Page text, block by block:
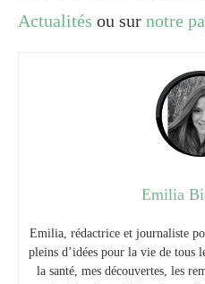
Actualités ou sur notre
Emilia
Emilia, rédactrice et journaliste
pleins d’idées pour la vie de tous
la santé, mes découvertes, les